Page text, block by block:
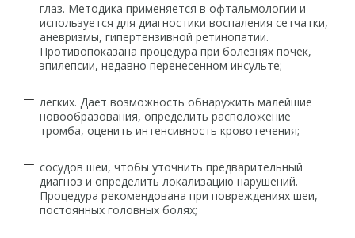
глаз. Методика применяется в офтальмологии и
используется для диагностики воспаления сетчатки,
аневризмы, гипертензивной ретинопатии.
Противопоказана процедура при болезнях почек,
эпилепсии, недавно перенесенном инсульте;
легких. Дает возможность обнаружить малейшие
новообразования, определить расположение
тромба, оценить интенсивность кровотечения;
сосудов шеи, чтобы уточнить предварительный
диагноз и определить локализацию нарушений.
Процедура рекомендована при повреждениях шеи,
постоянных головных болях;